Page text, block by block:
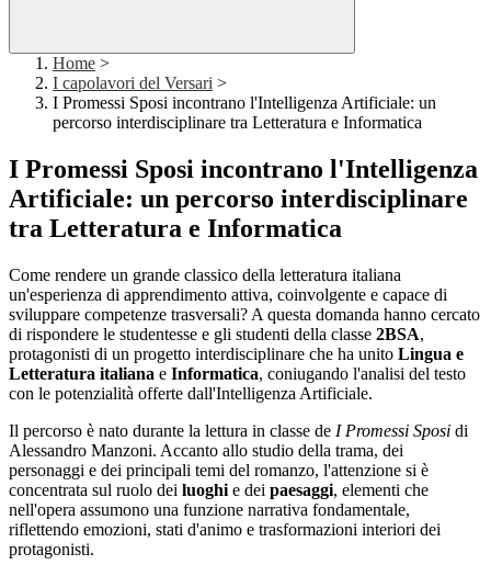
Home >
I capolavori del Versari >
I Promessi Sposi incontrano l'Intelligenza Artificiale: un
percorso interdisciplinare tra Letteratura e Informatica
I Promessi Sposi incontrano l'Intelligenza
Artificiale: un percorso interdisciplinare
tra Letteratura e Informatica
Come rendere un grande classico della letteratura italiana
un'esperienza di apprendimento attiva, coinvolgente e capace di
sviluppare competenze trasversali? A questa domanda hanno cercato
di rispondere le studentesse e gli studenti della classe 2BSA,
protagonisti di un progetto interdisciplinare che ha unito Lingua e
Letteratura italiana e Informatica, coniugando l'analisi del testo
con le potenzialità offerte dall'Intelligenza Artificiale.
Il percorso è nato durante la lettura in classe de I Promessi Sposi di
Alessandro Manzoni. Accanto allo studio della trama, dei
personaggi e dei principali temi del romanzo, l'attenzione si è
concentrata sul ruolo dei luoghi e dei paesaggi, elementi che
nell'opera assumono una funzione narrativa fondamentale,
riflettendo emozioni, stati d'animo e trasformazioni interiori dei
protagonisti.